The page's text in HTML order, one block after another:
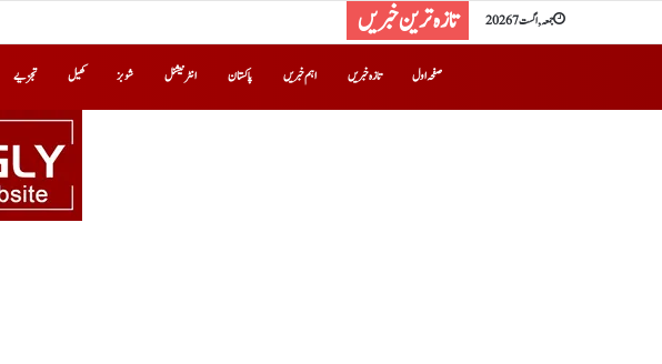
جمعہ, اگست 7 2026 تازہ ترین خبریں
صفحہ اول تازہ خبریں اہم خبریں پاکستان انٹرنیشنل شوبز کھیل تجزیے